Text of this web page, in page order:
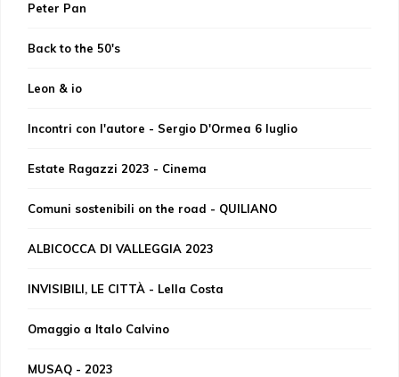
Peter Pan
Back to the 50's
Leon & io
Incontri con l'autore - Sergio D'Ormea 6 luglio
Estate Ragazzi 2023 - Cinema
Comuni sostenibili on the road - QUILIANO
ALBICOCCA DI VALLEGGIA 2023
INVISIBILI, LE CITTÀ - Lella Costa
Omaggio a Italo Calvino
MUSAQ - 2023